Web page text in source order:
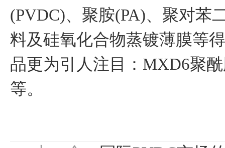
(PVDC)、聚胺(PA)、聚对苯
料及硅氧化合物蒸镀薄膜等
品更为引人注目：MXD6聚
等。